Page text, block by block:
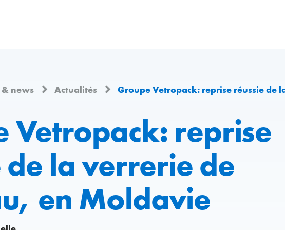
news Actualités Groupe Vetropack: reprise réussie de la verrerie de Chişinău,
Vetropack: reprise
de la verrerie de
en Moldavie